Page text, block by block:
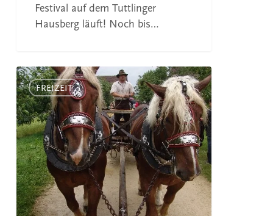
Festival auf dem Tuttlinger
Hausberg läuft! Noch bis…
Fuhrmannstag
im
Museum
FREIZEIT